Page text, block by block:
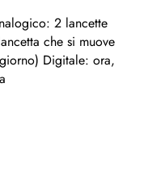
2 lancette
che si muove
Digitale: ora,